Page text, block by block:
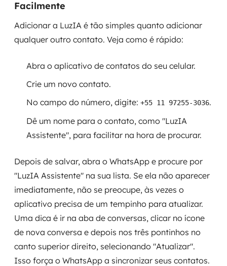
Facilmente
Adicionar a LuzIA é tão simples quanto adicionar
qualquer outro contato. Veja como é rápido:
Abra o aplicativo de contatos do seu celular.
Crie um novo contato.
No campo do número, digite: +55 11 97255-3036.
Dê um nome para o contato, como "LuzIA
Assistente", para facilitar na hora de procurar.
Depois de salvar, abra o WhatsApp e procure por
"LuzIA Assistente" na sua lista. Se ela não aparecer
imediatamente, não se preocupe, às vezes o
aplicativo precisa de um tempinho para atualizar.
Uma dica é ir na aba de conversas, clicar no ícone
de nova conversa e depois nos três pontinhos no
canto superior direito, selecionando "Atualizar".
Isso força o WhatsApp a sincronizar seus contatos.